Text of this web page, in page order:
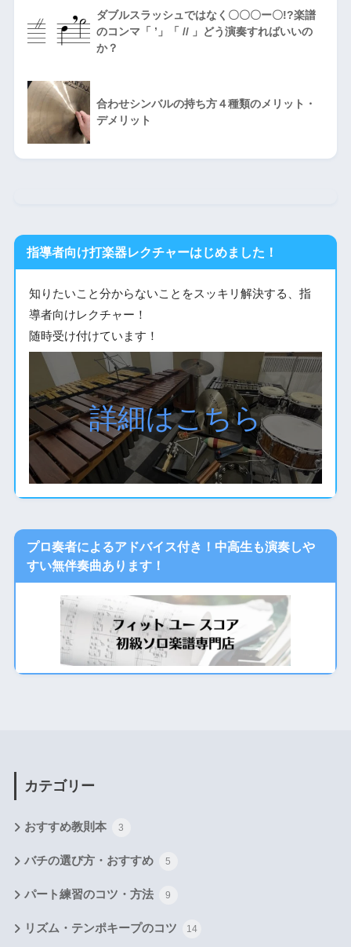
ダブルスラッシュではなく〇〇〇ー〇!?楽譜
のコンマ「 ’」「 // 」どう演奏すればいいの
か？
合わせシンバルの持ち方４種類のメリット・
デメリット
指導者向け打楽器レクチャーはじめました！
知りたいこと分からないことをスッキリ解決する、指
導者向けレクチャー！
随時受け付けています！
詳細はこちら
プロ奏者によるアドバイス付き！中高生も演奏しや
すい無伴奏曲あります！
カテゴリー
おすすめ教則本 3
バチの選び方・おすすめ 5
パート練習のコツ・方法 9
リズム・テンポキープのコツ 14